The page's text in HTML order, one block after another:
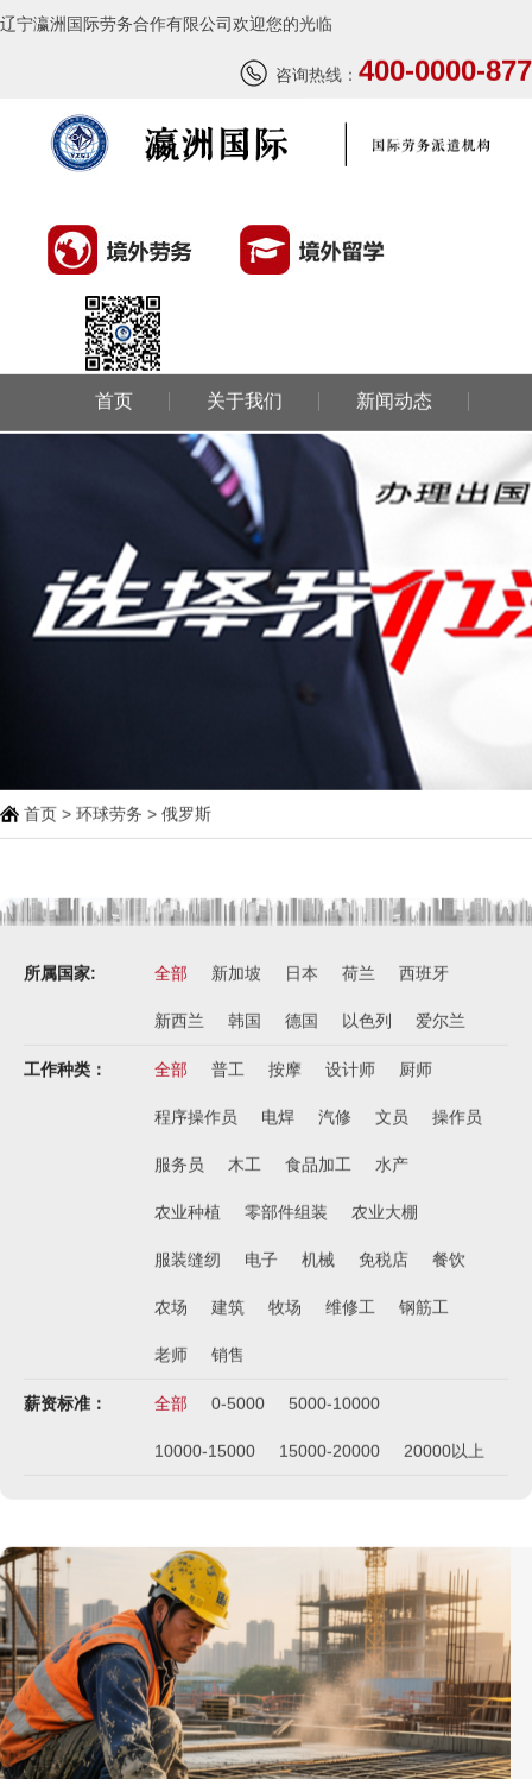
辽宁瀛洲国际劳务合作有限公司欢迎您的光临
咨询热线： 400-0000-877
首页 关于我们 新闻动态
环球留学
联系我们
首页 > 环球劳务 > 俄罗斯
所属国家: 全部 新加坡 日本 荷兰 西班牙
新西兰 韩国 德国 以色列 爱尔兰
工作种类： 全部 普工 按摩 设计师 厨师
程序操作员 电焊 汽修 文员 操作员
服务员 木工 食品加工 水产
农业种植 零部件组装 农业大棚
服装缝纫 电子 机械 免税店 餐饮
农场 建筑 牧场 维修工 钢筋工
老师 销售
薪资标准： 全部 0-5000 5000-10000
10000-15000 15000-20000 20000以上